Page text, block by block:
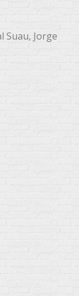
Suau, Jorge